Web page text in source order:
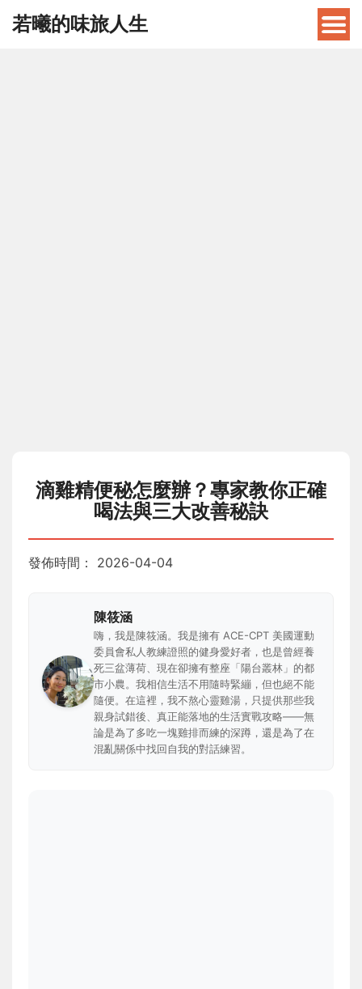
若曦的味旅人生
滴雞精便秘怎麼辦？專家教你正確
喝法與三大改善秘訣
發佈時間： 2026-04-04
陳筱涵
嗨，我是陳筱涵。我是擁有 ACE-CPT 美國運動
委員會私人教練證照的健身愛好者，也是曾經養
死三盆薄荷、現在卻擁有整座「陽台叢林」的都
市小農。我相信生活不用隨時緊繃，但也絕不能
隨便。在這裡，我不熬心靈雞湯，只提供那些我
親身試錯後、真正能落地的生活實戰攻略——無
論是為了多吃一塊雞排而練的深蹲，還是為了在
混亂關係中找回自我的對話練習。